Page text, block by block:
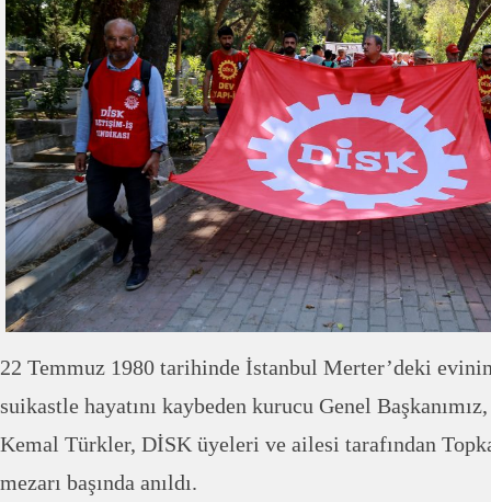
22 Temmuz 1980 tarihinde İstanbul Merter’deki evinin
suikastle hayatını kaybeden kurucu Genel
Kemal Türkler, DİSK üyeleri ve ailesi tarafından
mezarı başında anıldı.